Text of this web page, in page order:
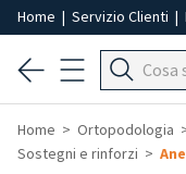
Home | Servizio Clienti |
Home Ortopodologia
Sostegni e rinforzi